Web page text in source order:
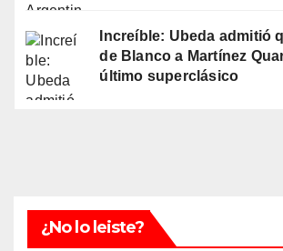
Increíble: Ubeda admitió
de Blanco a Martínez
último superclásico
¿No lo leiste?